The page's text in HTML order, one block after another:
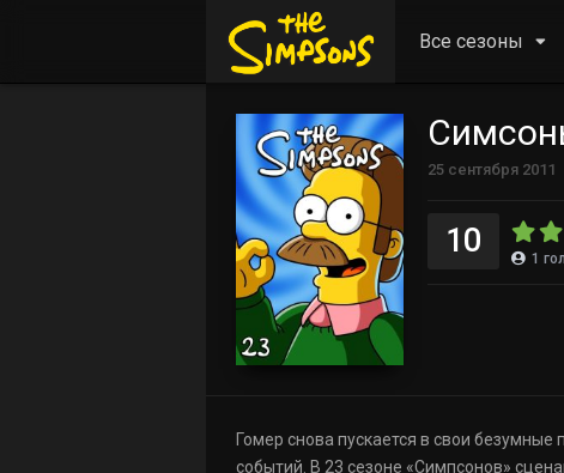
Все сезоны
25 сентября 2011
10 1
Гомер снова пускается в свои
событий. В 23 сезоне «Симпсонов»